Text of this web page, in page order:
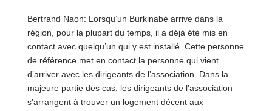
Bertrand Naon: Lorsqu’un Burkinabè arrive dans la
région, pour la plupart du temps, il a déjà été mis en
contact avec quelqu’un qui y est installé. Cette personne
de référence met en contact la personne qui vient
d’arriver avec les dirigeants de l’association. Dans la
majeure partie des cas, les dirigeants de l’association
s’arrangent à trouver un logement décent aux